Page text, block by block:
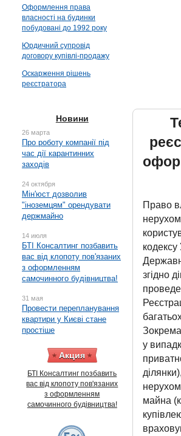
Оформлення права
власності на будинки
побудовані до 1992 року
Юрдичний супровід
договору купівлі-продажу
Оскарження рішень
реєстратора
Новини
26 марта
Про роботу компанії під
час дії карантинних
заходів
24 октября
Мін'юст дозволив
"іноземцям" орендувати
держмайно
14 июля
БТІ Консалтинг позбавить
вас від клопоту пов'язаних
з оформленням
самочинного будівництва!
31 мая
Провести перепланування
квартири у Києві стане
простіше
Акция
БТІ Консалтинг позбавить
вас від клопоту пов'язаних
з оформленням
самочинного будівництва!
Право
кодексу
згідно
у
майна